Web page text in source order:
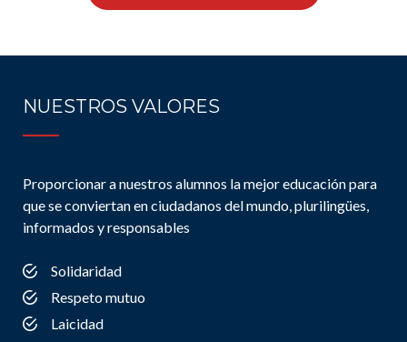
NUESTROS VALORES
Proporcionar a nuestros alumnos la mejor educación para
que se conviertan en ciudadanos del mundo, plurilingües,
informados y responsables
Solidaridad
Respeto mutuo
Laicidad